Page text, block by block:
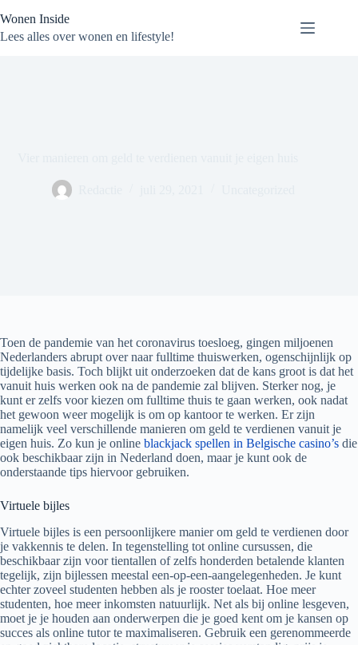
naar
de
Wonen Inside
Lees alles over wonen en lifestyle!
Toen de pandemie van het coronavirus toesloeg, gingen miljoenen
Nederlanders abrupt over naar fulltime thuiswerken, ogenschijnlijk op
tijdelijke basis. Toch blijkt uit onderzoeken dat de kans groot is dat het
vanuit huis werken ook na de pandemie zal blijven. Sterker nog, je
kunt er zelfs voor kiezen om fulltime thuis te gaan werken, ook nadat
het gewoon weer mogelijk is om op kantoor te werken. Er zijn
namelijk veel verschillende manieren om geld te verdienen vanuit je
eigen huis. Zo kun je online blackjack spellen in Belgische casino’s die
ook beschikbaar zijn in Nederland doen, maar je kunt ook de
onderstaande tips hiervoor gebruiken.
Virtuele bijles
Virtuele bijles is een persoonlijkere manier om geld te verdienen door
je vakkennis te delen. In tegenstelling tot online cursussen, die
beschikbaar zijn voor tientallen of zelfs honderden betalende klanten
tegelijk, zijn bijlessen meestal een-op-een-aangelegenheden. Je kunt
echter zoveel studenten hebben als je rooster toelaat. Hoe meer
studenten, hoe meer inkomsten natuurlijk. Net als bij online lesgeven,
moet je je houden aan onderwerpen die je goed kent om je kansen op
succes als online tutor te maximaliseren. Gebruik een gerenommeerde